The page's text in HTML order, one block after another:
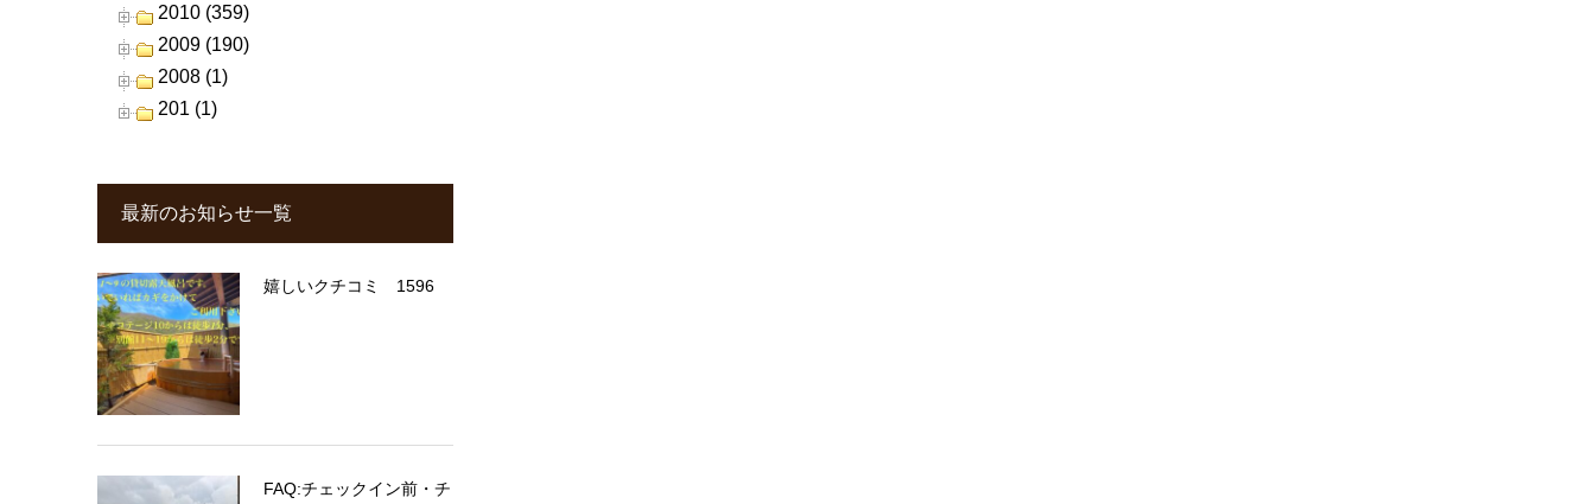
2010 (359)
2009 (190)
2008 (1)
201 (1)
最新のお知らせ一覧
嬉しいクチコミ 1596
FAQ:チェックイン前・チ